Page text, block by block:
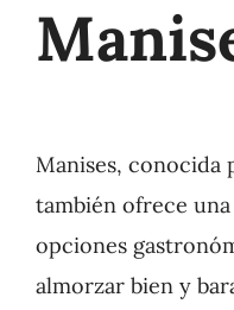
Manises, conocida
también ofrece
opciones
almorzar bien y